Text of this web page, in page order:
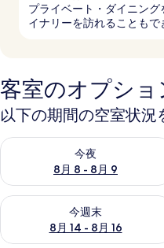
プライベート・ダイニン
イナリーを訪れることもで
客室のオプショ
以下の期間の空室状況
今夜
8月 8 - 8月 9
今夜 8月 8 - 8月 9 の空室状況
今週末
8月 14 - 8月 16
今週末 8月 14 - 8月 16 の空室